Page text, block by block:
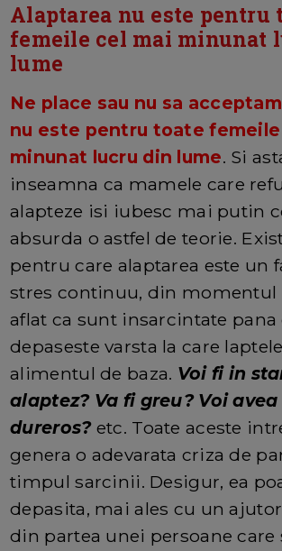
Alaptarea nu este pentru
femeile cel mai minunat
lume
Ne place sau nu sa
nu este pentru toate femeile
minunat lucru din lume. Si
inseamna ca mamele care
alapteze isi iubesc mai putin
absurda o astfel de teorie.
pentru care alaptarea este un
stres continuu, din momentul
aflat ca sunt insarcintate
depaseste varsta la care
alimentul de baza. Voi fi in
alaptez? Va fi greu? Voi
dureros?etc. Toate aceste
genera o adevarata criza de
timpul sarcinii. Desigur, ea
depasita, mai ales cu un
din partea unei persoane care